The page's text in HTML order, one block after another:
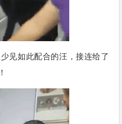
见如此配合的汪，接连给了